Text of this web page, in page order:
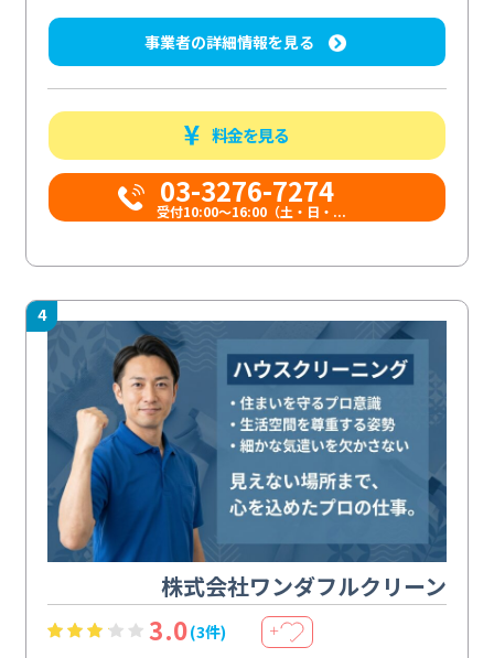
事業者の詳細情報を見る
料金を見る
03-3276-7274
受付10:00〜16:00（土・日・...
4
株式会社ワンダフルクリーン
3.0(3件) ＋